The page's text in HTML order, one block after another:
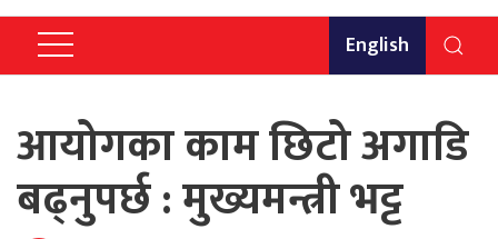
English
आयोगका काम छिटो अगाडि
बढ्नुपर्छ : मुख्यमन्त्री भट्ट